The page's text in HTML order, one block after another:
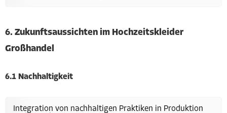
6. Zukunftsaussichten im Hochzeitskleider
Großhandel
6.1 Nachhaltigkeit
Integration von nachhaltigen Praktiken in Produktion